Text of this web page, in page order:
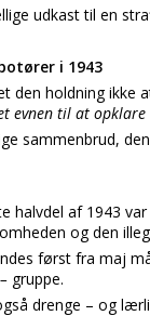
udkast til en
i 1943
den holdning
evnen til at opklare
sammenbrud,
halvdel af 1943
og den
først fra maj
gruppe.
drenge – og